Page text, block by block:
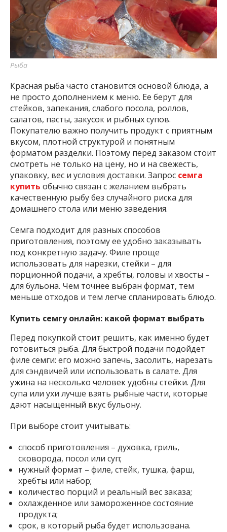
важную информацию о событиях
города Запорожья и области.
Рыба
Красная рыба часто становится основой блюда, а
не просто дополнением к меню. Ее берут для
стейков, запекания, слабого посола, роллов,
салатов, пасты, закусок и рыбных супов.
Покупателю важно получить продукт с приятным
вкусом, плотной структурой и понятным
форматом разделки. Поэтому перед заказом стоит
смотреть не только на цену, но и на свежесть,
упаковку, вес и условия доставки. Запрос семга
купить обычно связан с желанием выбрать
качественную рыбу без случайного риска для
домашнего стола или меню заведения.
Семга подходит для разных способов
приготовления, поэтому ее удобно заказывать
под конкретную задачу. Филе проще
использовать для нарезки, стейки – для
порционной подачи, а хребты, головы и хвосты –
для бульона. Чем точнее выбран формат, тем
меньше отходов и тем легче спланировать блюдо.
Купить семгу онлайн: какой формат выбрать
Перед покупкой стоит решить, как именно будет
готовиться рыба. Для быстрой подачи подойдет
филе семги: его можно запечь, засолить, нарезать
для сэндвичей или использовать в салате. Для
ужина на несколько человек удобны стейки. Для
супа или ухи лучше взять рыбные части, которые
дают насыщенный вкус бульону.
При выборе стоит учитывать:
способ приготовления – духовка, гриль,
сковорода, посол или суп;
нужный формат – филе, стейк, тушка, фарш,
хребты или набор;
количество порций и реальный вес заказа;
охлажденное или замороженное состояние
продукта;
срок, в который рыба будет использована.